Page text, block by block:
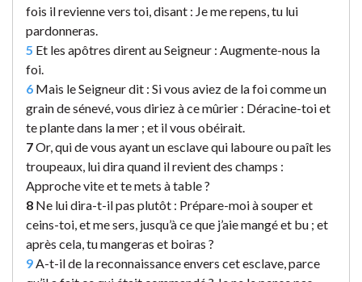
fois il revienne vers toi, disant : Je me repens, tu lui
pardonneras.
5 Et les apôtres dirent au Seigneur : Augmente-nous la
foi.
6 Mais le Seigneur dit : Si vous aviez de la foi comme un
grain de sénevé, vous diriez à ce mûrier : Déracine-toi et
te plante dans la mer ; et il vous obéirait.
7Or, qui de vous ayant un esclave qui laboure ou paît les
troupeaux, lui dira quand il revient des champs :
Approche vite et te mets à table ?
8 Ne lui dira-t-il pas plutôt : Prépare-moi à souper et
ceins-toi, et me sers, jusqu’à ce que j’aie mangé et bu ; et
après cela, tu mangeras et boiras ?
9 A-t-il de la reconnaissance envers cet esclave, parce